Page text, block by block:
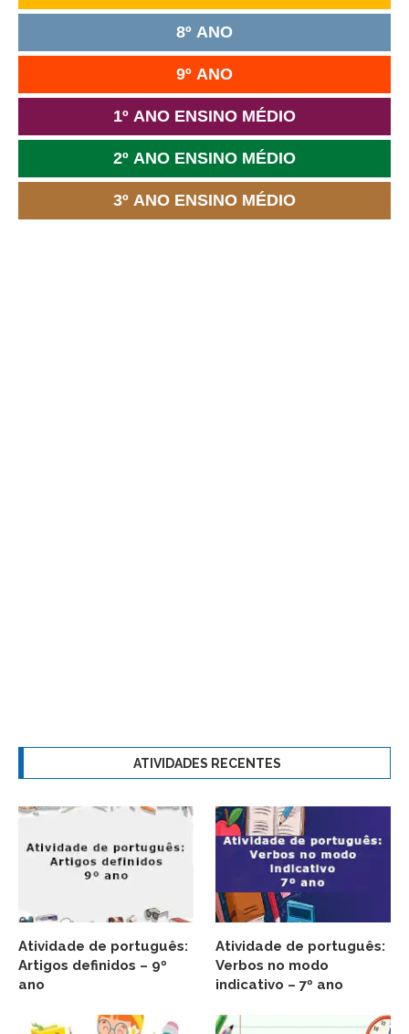
8º ANO
9º ANO
1º ANO ENSINO MÉDIO
2º ANO ENSINO MÉDIO
3º ANO ENSINO MÉDIO
ATIVIDADES RECENTES
Atividade de português:
Artigos definidos – 9º
ano
Atividade de português:
Verbos no modo
indicativo – 7º ano